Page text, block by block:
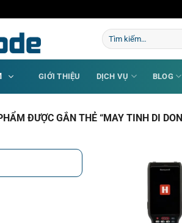
Tìm
kiếm:
GIỚI THIỆU DỊCH VỤ BLOG
ĐƯỢC GẮN THẺ “MAY TINH DI